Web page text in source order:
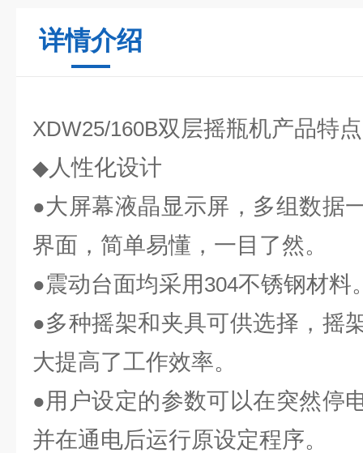
详情介绍
XDW25/160B双层摇瓶机产品特
◆ 人性化设计
●大屏幕液晶显示屏，多组数据
界面，简单易懂，一目了然。
●震动台面均采用 304不锈钢材料
●多种摇架和夹具可供选择，摇
大提高了工作效率。
●用户设定的参数可以在突然停
并在通电后运行原设定程序。